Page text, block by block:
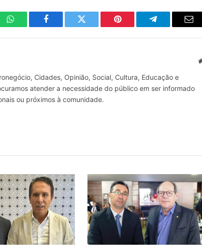
WhatsAppFacebook Twitter Pinterest TelegramaE-
Cidades, Opinião, Social, Cultura, Educação e
atender a necessidade do público em ser informado
ou próximos à comunidade.